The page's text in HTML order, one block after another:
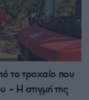
το τροχαίο που
– Η στιγμή της